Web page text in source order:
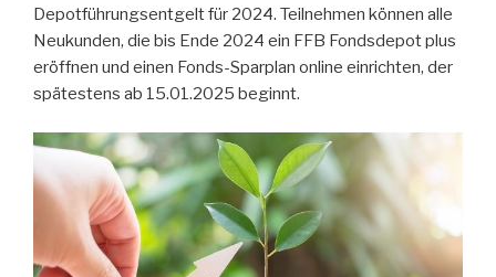
Depotführungsentgelt für 2024. Teilnehmen können alle
Neukunden, die bis Ende 2024 ein FFB Fondsdepot plus
eröffnen und einen Fonds-Sparplan online einrichten, der
spätestens ab 15.01.2025 beginnt.